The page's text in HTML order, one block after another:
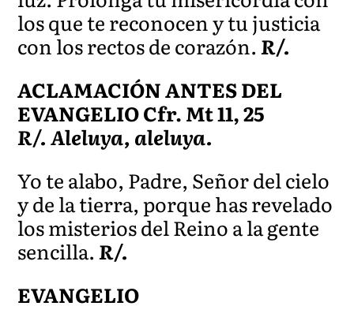
los que te reconocen y tu justicia
con los rectos de corazón.R/.
ACLAMACIÓN ANTES DEL
EVANGELIO Cfr. Mt 11, 25
R/. Aleluya, aleluya.
Yo te alabo, Padre, Señor del cielo
y de la tierra, porque has revelado
los misterios del Reino a la gente
sencilla.R/.
EVANGELIO